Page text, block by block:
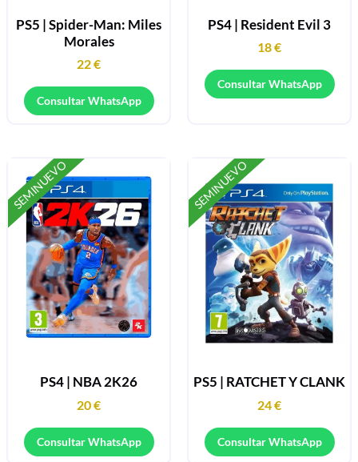
PS5 | Spider-Man: Miles
Morales
22€
Consultar WhatsApp
PS4 | Resident Evil 3
18€
Consultar WhatsApp
SEMINUEVO
PS4 | NBA 2K26
20€
Consultar WhatsApp
SEMINUEVO
PS5 | RATCHET Y CLANK
24€
Consultar WhatsApp